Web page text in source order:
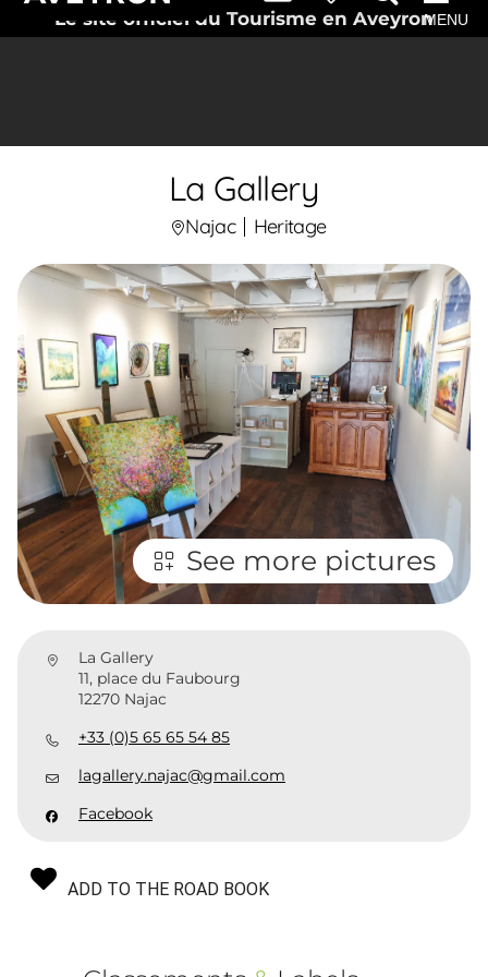
Le site officiel du Tourisme en AveyronMENU
La Gallery
Najac Heritage
See more pictures
La Gallery
11, place du Faubourg
12270 Najac
+33 (0)5 65 65 54 85
lagallery.najac@gmail.com
Facebook
ADD TO THE ROAD BOOK